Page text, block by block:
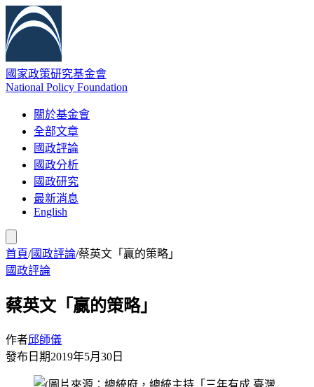
國家政策研究基金會
National Policy Foundation
關於基金會
全部文章
國政評論
國政分析
國政研究
最新消息
English
首頁/國政評論/蔡英文「贏的策略」
國政評論
蔡英文「贏的策略」
作者邱師儀
發布日期2019年5月30日